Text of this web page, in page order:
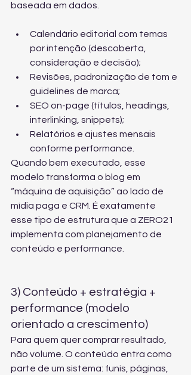
baseada em dados.
Calendário editorial com temas
por intenção (descoberta,
consideração e decisão);
Revisões, padronização de tom e
guidelines de marca;
SEO on-page (títulos, headings,
interlinking, snippets);
Relatórios e ajustes mensais
conforme performance.
Quando bem executado, esse
modelo transforma o blog em
“máquina de aquisição” ao lado de
mídia paga e CRM. É exatamente
esse tipo de estrutura que a ZERO21
implementa com planejamento de
conteúdo e performance
3) Conteúdo + estratégia +
performance (modelo
orientado a crescimento)
Para quem quer comprar resultado,
não volume. O conteúdo entra como
parte de um sistema: funis, páginas,